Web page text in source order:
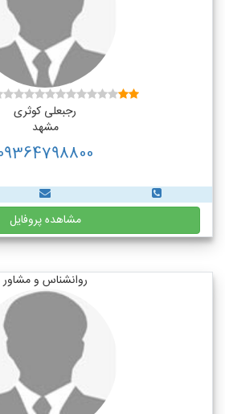
رجبعلی کوثری
مشهد
مشاهده پروفایل
روانشناس و مشاور